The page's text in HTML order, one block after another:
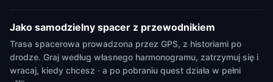
Jako samodzielny spacer z przewodnikiem
Trasa spacerowa prowadzona przez GPS, z historiami po
drodze. Graj według własnego harmonogramu, zatrzymuj się i
wracaj, kiedy chcesz · a po pobraniu quest działa w pełni